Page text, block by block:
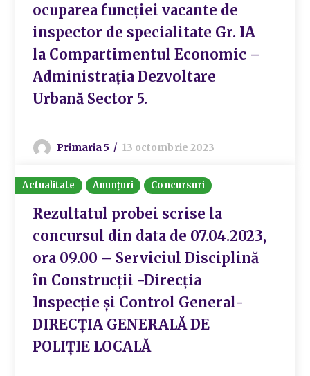
ocuparea funcției vacante de
inspector de specialitate Gr. IA
la Compartimentul Economic –
Administrația Dezvoltare
Urbană Sector 5.
Primaria 5 13 octombrie 2023
Actualitate Anunțuri Concursuri
Rezultatul probei scrise la
concursul din data de 07.04.2023,
ora 09.00 – Serviciul Disciplină
în Construcții -Direcția
Inspecție și Control General-
DIRECȚIA GENERALĂ DE
POLIȚIE LOCALĂ